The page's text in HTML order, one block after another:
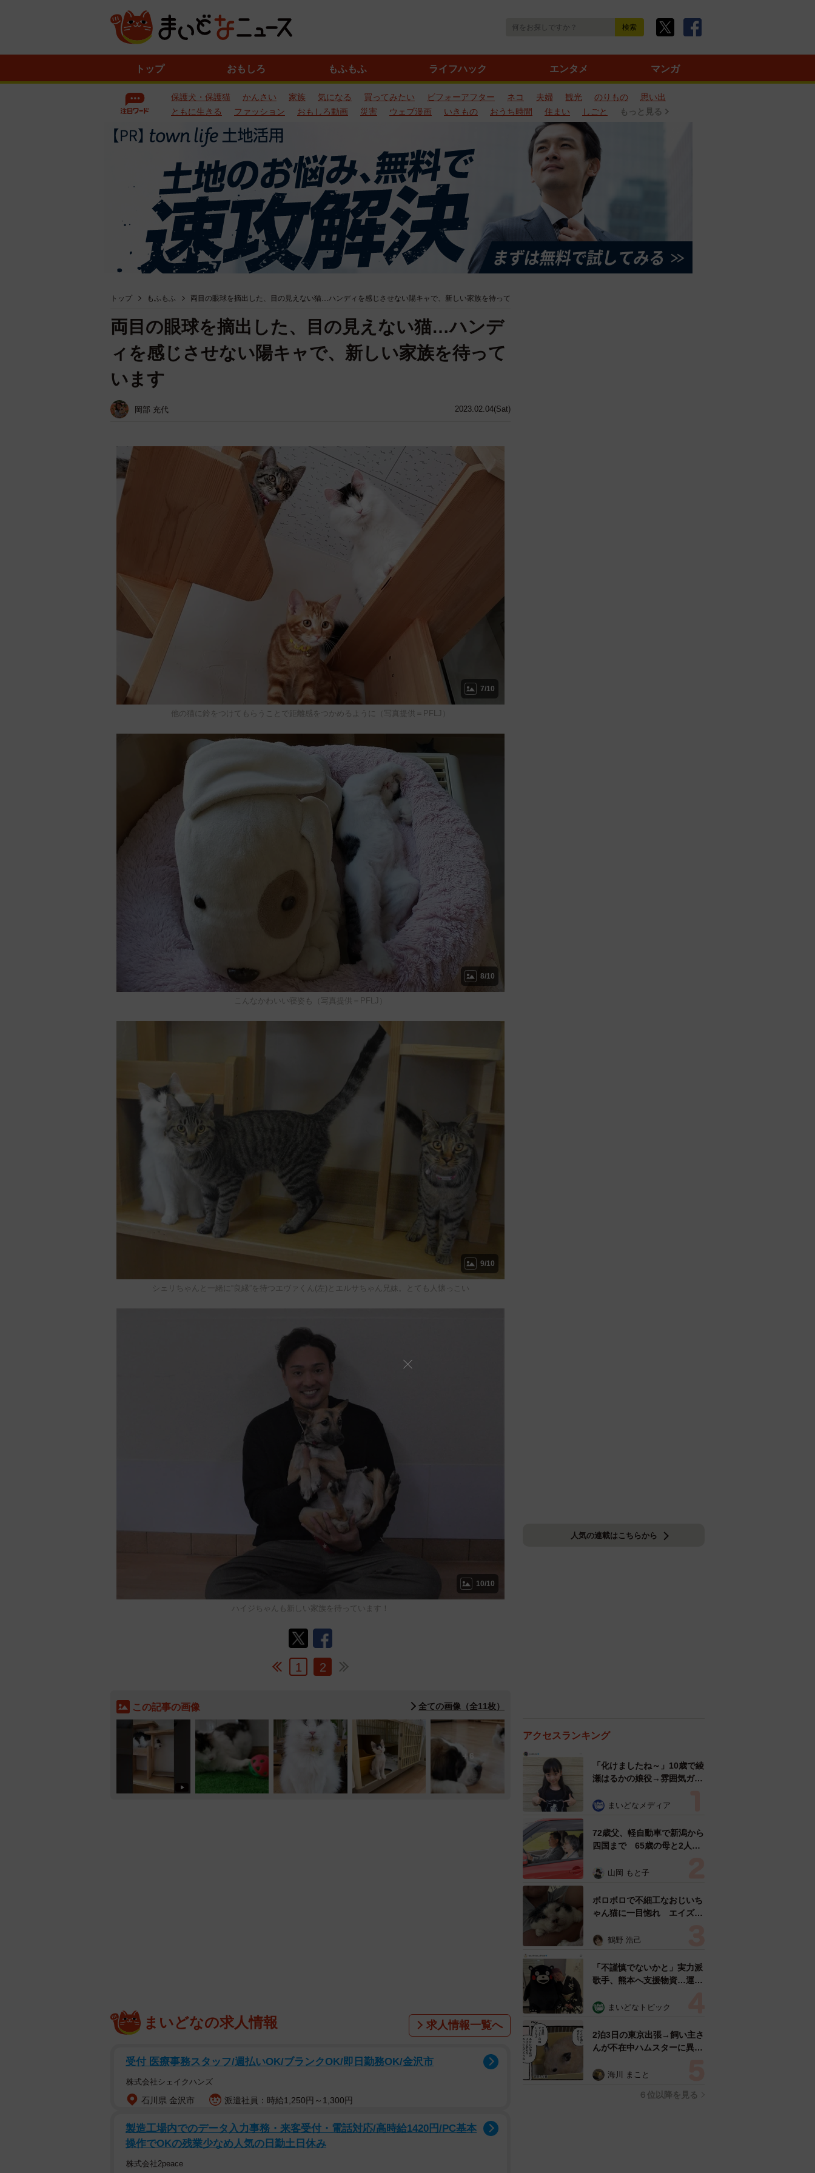
トップ おもしろ もふもふ ライフハック エンタメ マンガ
保護犬・保護猫 かんさい 家族 気になる 買ってみたい ビフォーアフター ネコ 夫婦 観光 のりもの
思い出
ともに生きる
ファッション おもしろ動画 災害 ウェブ漫画 いきもの おうち時間 住まい しごと もっと見る
トップ もふもふ 両目の眼球を摘出した、目の見えない猫…ハンディを感じさせない陽キャで、新しい家族を待って
2023.02.04(Sat)
両目の眼球を摘出した、目の見えない猫…ハンデ
ィを感じさせない陽キャで、新しい家族を待って
います
岡部 充代
7/10
他の猫に鈴をつけてもらうことで距離感をつかめるように（写真提供＝PFLJ）
8/10
こんなかわいい寝姿も（写真提供＝PFLJ）
9/10
シェリちゃんと一緒に“良縁”を待つエヴァくん(左)とエルサちゃん兄妹。とても人懐っこい
10/10
ハイジちゃんも新しい家族を待っています！
1 2
この記事の画像 全ての画像（全11枚）
6
まいどなの求人情報 求人情報一覧へ
受付 医療事務スタッフ/週払いOK/ブランクOK/即日勤務OK/金沢市
株式会社シェイクハンズ
石川県 金沢市 派遣社員：時給1,250円～1,300円
製造工場内でのデータ入力事務・来客受付・電話対応/高時給1420円/PC基本
操作でOKの残業少なめ人気の日勤土日休み
株式会社2peace
人気の連載はこちらから
アクセスランキング
「化けましたね～」10歳で綾
瀬はるかの娘役→雰囲気ガラ
雰囲気が」「宝塚に入れそ
まいどなメディア
72歳父、軽自動車で新潟から
四国まで 65歳の母と2人で
憩まで分刻み… 「大学生で
山岡 もと子
ボロボロで不細工なおじいち
ゃん猫に一目惚れ エイズだ
暮らすと「おじ猫」だって可
鶴野 浩己
「不謹慎でないかと」実力派
歌手、熊本へ支援物資…運搬
めらい 「痛いほど伝わる」
まいどなトピック
2泊3日の東京出張→飼い主さ
んが不在中ハムスターに異
「急に老けた？」【漫画】
海川 まこと
６位以降を見る